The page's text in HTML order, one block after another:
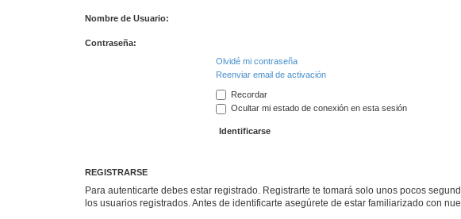
Nombre de Usuario:
Contraseña:
Olvidé mi contraseña
Reenviar email de activación
Recordar
Ocultar mi estado de conexión en esta sesión
REGISTRARSE
Para autenticarte debes estar registrado. Registrarte te tomará solo unos pocos
los usuarios registrados. Antes de identificarte asegúrete de estar familiarizado con